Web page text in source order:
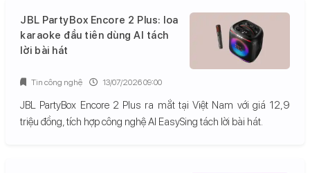
JBL PartyBox Encore 2 Plus: loa
karaoke đầu tiên dùng AI tách
lời bài hát
JBL PartyBox Encore 2 Plus ra mắt tại Việt Nam với giá 12,9
triệu đồng, tích hợp công nghệ AI EasySing tách lời bài hát.
Tin công nghệ 13/07/2026 09:00